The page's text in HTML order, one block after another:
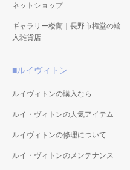
ネットショップ
ギャラリー楼蘭｜長野市権堂の輸
入雑貨店
■ルイヴィトン
ルイヴィトンの購入なら
ルイ・ヴィトンの人気アイテム
ルイヴィトンの修理について
ルイ・ヴィトンのメンテナンス